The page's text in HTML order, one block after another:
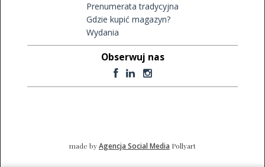
Prenumerata tradycyjna
Gdzie kupić magazyn?
Wydania
Obserwuj nas
made byAgencja Social Media Pollyart